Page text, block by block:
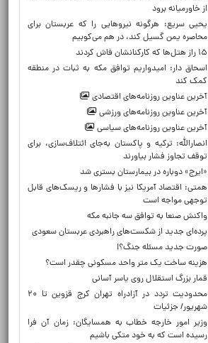
از خاورمیانه برود
یحیی سریع: هرگونه نیروهایی را که عربستان برای
محاصره یمن گسیل کند، در هم می‌کوبیم
۱۵ راز هتل‌ها که کارکنانشان فاش کردند
اسحاق دار: امیدواریم توافق مکه به ثبات در منطقه
کمک کند
آخرین عناوین روزنامه‌های اقتصادی
آخرین عناوین روزنامه‌های ورزشی
آخرین عناوین روزنامه‌های سیاسی
انصارالله: ترکیه و پاکستان به‌جای ائتلاف‌سازی، برای
توقف تجاوز فشار بیاورند
«ایرج» دوباره در بیمارستان بستری شد
همتی: اقتصاد آمریکا نیز با فشارها و ریسک‌های قابل
توجهی مواجه است
واکنش صنعا به توافق سه جانبه مکه
پرده‌ای جدید از شکست‌های راهبردی عربستان سعودی
صورت جدید مسئله جنگ؟!
هزینه ساخت یک متر واحد مسکونی چقدر است؟
قمار بزرگ استقلال روی یاسر آسانی
محدودیت تردد در آزادراه تهران کرج قزوین تا ۲۰
شهریور/ جزئیات
وزیر امور خارجه خطاب به همسایگان: زمان آن فرا
رسیده است که به خود متکی باشیم